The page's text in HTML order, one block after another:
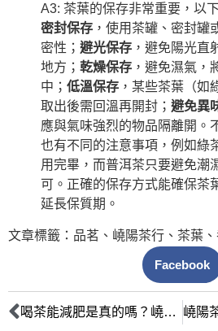
A3: 茶葉的保存非常重要，以
密封保存 ，使用茶罐、密封罐
密性； 避光保存 ，避免陽光直
地方； 乾燥保存 ，避免濕氣，
中； 低溫保存 ，某些茶葉（如
取出後需回溫再開封； 避免異
應與氣味強烈的物品隔離開。
也有不同的注意事項，例如綠
用完畢，而普洱茶只要避免潮
可。正確的保存方式能確保茶
延長保質期。
文章標籤： 品茗 、 嶢陽茶行 、 茶葉 、
Facebook
喝茶能減肥是真的嗎？嶢陽茶行老闆揭秘：烏龍綠普洱，不同茶種燃脂大不同！